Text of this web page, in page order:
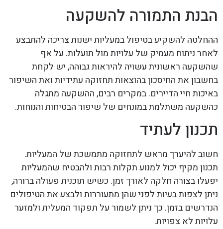
הבנת התמורה להשקעה
ההחלטה להשקיע בטיפול במעליות ישנות צריכה להתבצע
לאחר ניתוח מעמיק של עלויות מול תועלות. על אף
שהשקעה ראשונית עשויה להיראות גבוהה, יש לקחת
בחשבון את החיסכון בהוצאות תחזוקה עתידיות ואת השיפור
באיכות חיי הדיירים. במקרים רבים, ההשקעה מתגלה
כהשקעה משתלמת במונחים של שיפור הבטיחות והנוחות.
תכנון לעתיד
חשוב להיערך מראש לתחזוקה מתמשכת של המעליות.
תכנון מקיף יכול למנוע תקלות רבות ולהבטיח שהמעליות
יפעלו בצורה חלקה לאורך זמן. כשיש תוכנית פעולה ברורה,
ניתן לצפות בעיות לפני שהן מתעוררות ולבצע את הטיפולים
הנדרשים בזמן. כך ניתן לשמור על תפקוד המעלית ולמזער
עלויות לא צפויות.